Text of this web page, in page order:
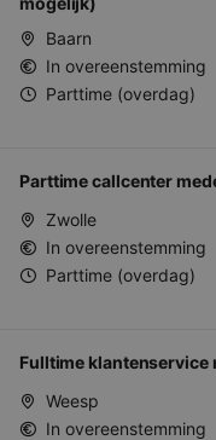
Baarn
In overeenstemming
Parttime (overdag)
Parttime callcenter
Zwolle
In overeenstemming
Parttime (overdag)
Fulltime klantenservice
Weesp
In overeenstemming